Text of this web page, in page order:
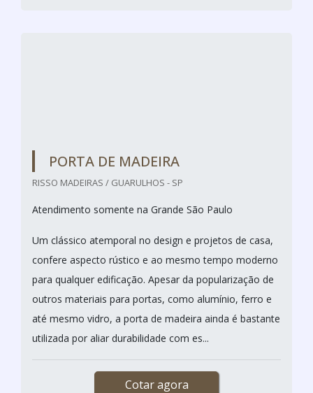
PORTA DE MADEIRA
RISSO MADEIRAS / GUARULHOS - SP
Atendimento somente na Grande São Paulo
Um clássico atemporal no design e projetos de casa,
confere aspecto rústico e ao mesmo tempo moderno
para qualquer edificação. Apesar da popularização de
outros materiais para portas, como alumínio, ferro e
até mesmo vidro, a porta de madeira ainda é bastante
utilizada por aliar durabilidade com es...
Cotar agora